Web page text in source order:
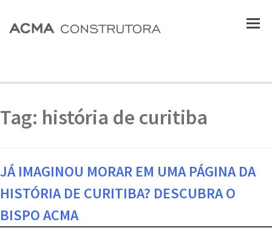
Tag: história de curitiba
JÁ IMAGINOU MORAR EM UMA PÁGINA DA
HISTÓRIA DE CURITIBA? DESCUBRA O
BISPO ACMA